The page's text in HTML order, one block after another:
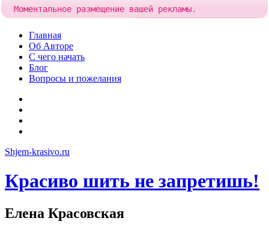
Skip
content
Главная
Об Авторе
С чего начать
Блог
Вопросы и пожелания
Shjem-krasivo.ru
Красиво шить не запретишь!
Елена Красовская
Моментальное размещение вашей рекламы.